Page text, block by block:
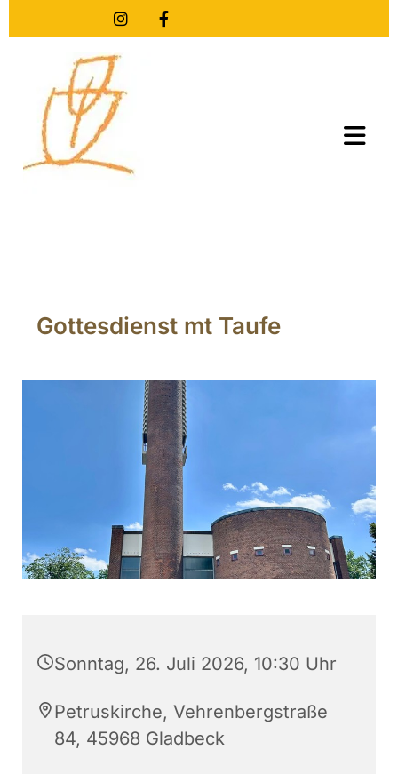
Gottesdienst mt Taufe
Sonntag, 26. Juli 2026, 10:30 Uhr
Petruskirche, Vehrenbergstraße
84, 45968 Gladbeck